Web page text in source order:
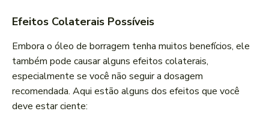
Efeitos Colaterais Possíveis
Embora o óleo de borragem tenha muitos benefícios, ele
também pode causar alguns efeitos colaterais,
especialmente se você não seguir a dosagem
recomendada. Aqui estão alguns dos efeitos que você
deve estar ciente: